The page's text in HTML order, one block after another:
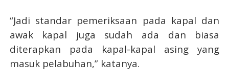
“Jadi standar pemeriksaan pada kapal dan
awak kapal juga sudah ada dan biasa
diterapkan pada kapal-kapal asing yang
masuk pelabuhan,” katanya.